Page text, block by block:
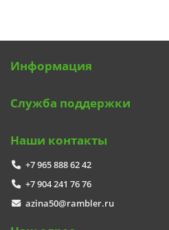
Информация
Служба поддержки
Наши контакты
+7 965 888 62 42
+7 904 241 76 76
azina50@rambler.ru